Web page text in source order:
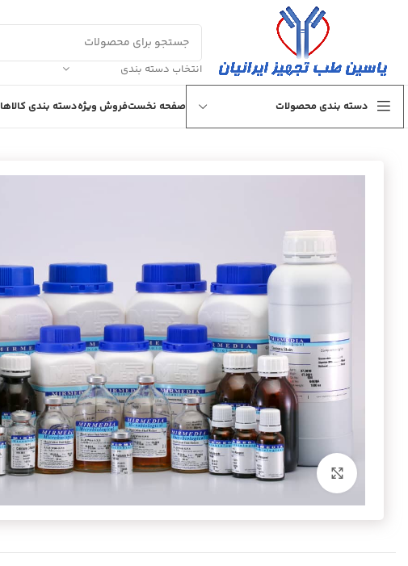
انتخاب دسته بندی
دسته بندی محصولات صفحه نخستفروش ویژهدسته بندی کالاها
برای بزرگنمایی کلیک کنید